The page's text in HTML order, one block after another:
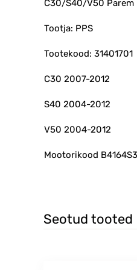
C30/S40/V50 Parem
Tootja: PPS
Tootekood: 31401701
C30 2007-2012
S40 2004-2012
V50 2004-2012
Mootorikood B4164S3
Seotud tooted